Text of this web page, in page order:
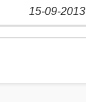
15-09-2013